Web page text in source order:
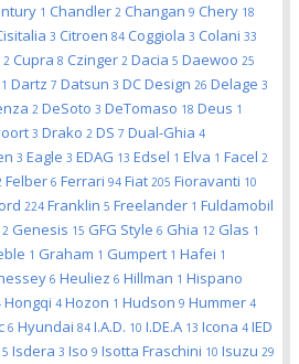
1 Chandler 2 Changan 9 Chery 18
3 Citroen 84 Coggiola 3 Colani 33
2 Cupra 8 Czinger 2 Dacia 5 Daewoo 25
1 Dartz 7 Datsun 3 DC Design 26 Delage 3
2 DeSoto 3 DeTomaso 18 Deus 1
3 Drako 2 DS 7 Dual-Ghia 4
3 Eagle 3 EDAG 13 Edsel 1 Elva 1 Facel 2
Felber 6 Ferrari 94 Fiat 205 Fioravanti 10
224 Franklin 5 Freelander 1 Fuldamobil
Genesis 15 GFG Style 6 Ghia 12 Glas 1
1 Graham 1 Gumpert 1 Hafei 1
6 Heuliez 6 Hillman 1 Hispano
Hongqi 4 Hozon 1 Hudson 9 Hummer 4
6 Hyundai 84 I.A.D. 10 I.DE.A 13 Icona 4 IED
5 Isdera 3 Iso 9 Isotta Fraschini 10 Isuzu 29